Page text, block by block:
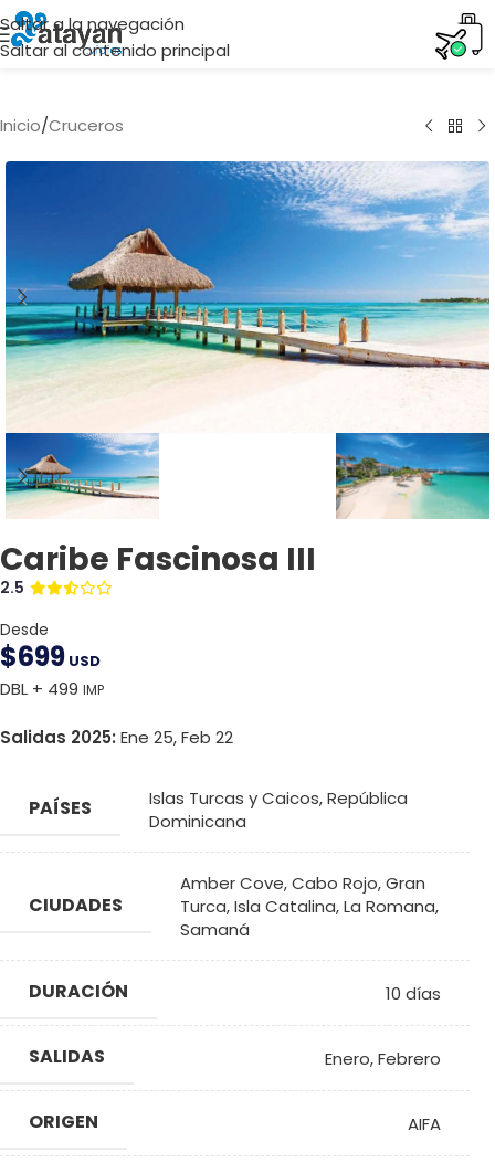
Saltar a la navegación
Saltar al contenido principal
Inicio/Cruceros
Caribe Fascinosa III
2.5
Desde
$699 USD
DBL + 499 IMP
Salidas 2025: Ene 25, Feb 22
PAÍSES Islas Turcas y Caicos,República
Dominicana
CIUDADES
Amber Cove,Cabo Rojo,Gran
Turca,Isla Catalina,La Romana,
Samaná
DURACIÓN 10 días
SALIDAS Enero,Febrero
ORIGEN AIFA